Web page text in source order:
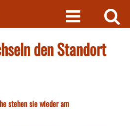
den Standort
stehen sie wieder am